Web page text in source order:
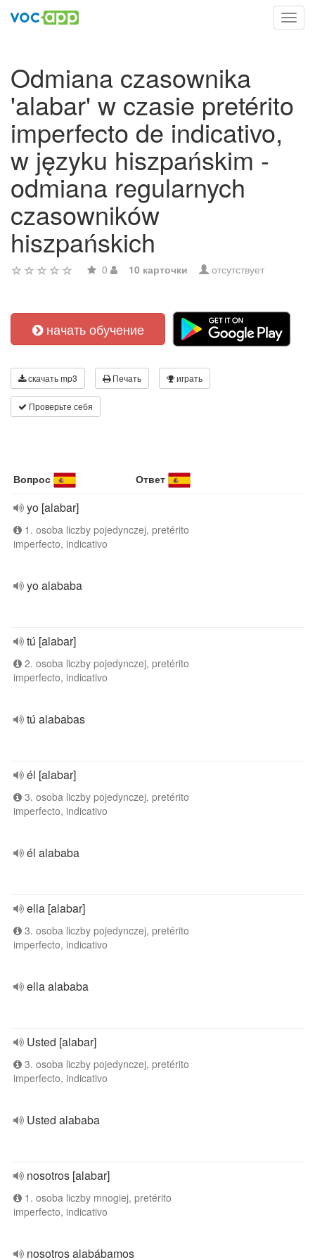
Odmiana czasownika
'alabar' w czasie pretérito
imperfecto de indicativo,
w języku hiszpańskim -
odmiana regularnych
czasowników
hiszpańskich
0 10 карточки отсутствует
начать обучение
скачать mp3 Печать играть
Проверьте себя
Вопрос Ответ
yo [alabar]
1. osoba liczby pojedynczej, pretérito
imperfecto, indicativo
yo alababa
tú [alabar]
2. osoba liczby pojedynczej, pretérito
imperfecto, indicativo
tú alababas
él [alabar]
3. osoba liczby pojedynczej, pretérito
imperfecto, indicativo
él alababa
ella [alabar]
3. osoba liczby pojedynczej, pretérito
imperfecto, indicativo
ella alababa
Usted [alabar]
3. osoba liczby pojedynczej, pretérito
imperfecto, indicativo
Usted alababa
nosotros [alabar]
1. osoba liczby mnogiej, pretérito
imperfecto, indicativo
nosotros alabábamos